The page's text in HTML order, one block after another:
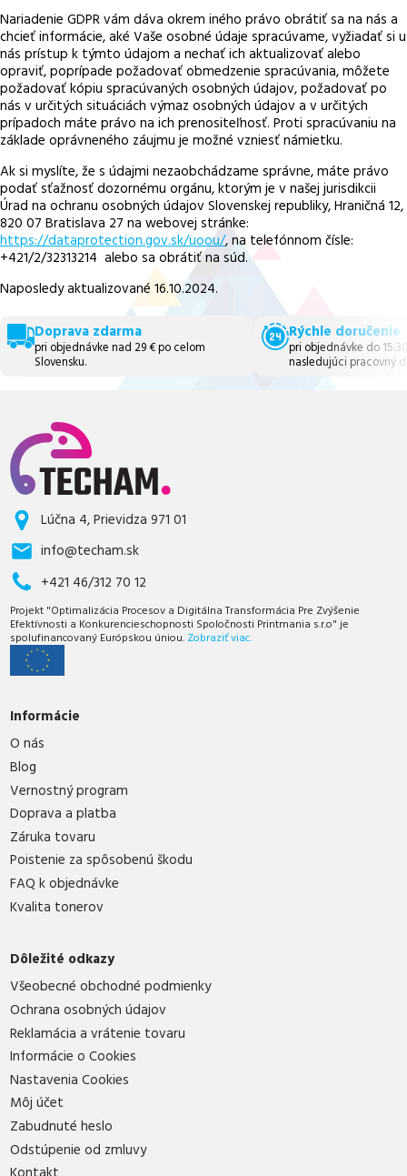
Nariadenie GDPR vám dáva okrem iného právo obrátiť sa na nás a
chcieť informácie, aké Vaše osobné údaje spracúvame, vyžiadať si u
nás prístup k týmto údajom a nechať ich aktualizovať alebo
opraviť, poprípade požadovať obmedzenie spracúvania, môžete
požadovať kópiu spracúvaných osobných údajov, požadovať po
nás v určitých situáciách výmaz osobných údajov a v určitých
prípadoch máte právo na ich prenositeľnosť. Proti spracúvaniu na
základe oprávneného záujmu je možné vzniesť námietku.
Ak si myslíte, že s údajmi nezaobchádzame správne, máte právo
podať sťažnosť dozornému orgánu, ktorým je v našej jurisdikcii
Úrad na ochranu osobných údajov Slovenskej republiky, Hraničná 12,
820 07 Bratislava 27 na webovej stránke:
https://dataprotection.gov.sk/uoou/, na telefónnom čísle:
+421/2/32313214 alebo sa obrátiť na súd.
Naposledy aktualizované 16.10.2024.
Doprava zdarma
pri objednávke nad 29 € po celom
Slovensku.
Rýchle doručenie
pri objednávke do
nasledujúci pracovný
Lúčna 4, Prievidza 971 01
info@techam.sk
+421 46/312 70 12
Projekt "Optimalizácia Procesov a Digitálna Transformácia Pre Zvýšenie
Efektívnosti a Konkurencieschopnosti Spoločnosti Printmania s.r.o" je
spolufinancovaný Európskou úniou. Zobraziť viac.
Informácie
O nás
Blog
Vernostný program
Doprava a platba
Záruka tovaru
Poistenie za spôsobenú škodu
FAQ k objednávke
Kvalita tonerov
Dôležité odkazy
Všeobecné obchodné podmienky
Ochrana osobných údajov
Reklamácia a vrátenie tovaru
Informácie o Cookies
Nastavenia Cookies
Môj účet
Zabudnuté heslo
Odstúpenie od zmluvy